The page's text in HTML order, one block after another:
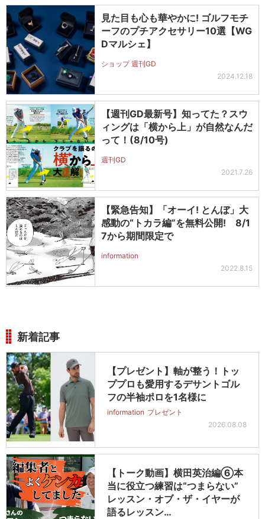
見た目も心も華やかに! ゴルフモチ
ーフのプチアクセサリー10選【WG
Dマルシェ】
ショップ 週刊GD
2024.12.18
【週刊GD最新号】知ってた？スウ
ィングは「横から上」が自然なんだ
って！(8/10号)
週刊GD
2021.7.26
【緊急告知】「オーイ! とんぼ」大
感動の“トカラ編”を無料公開! 8/1
7から期間限定で
information
2022.8.15
新着記事
【プレゼント】軸が整う！トッ
ププロも愛用するデサントゴル
フの半袖ポロを1名様に
information プレゼント
2026.08.08
【トーク動画】横田英治編⑥本
当に役立つ練習は“つまらない”
レッスン・オブ・ザ・イヤーが
語るレッスン…